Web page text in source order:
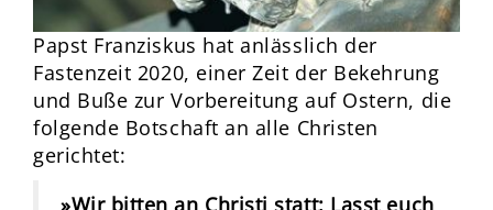
Papst Franziskus hat anlässlich der
Fastenzeit 2020, einer Zeit der Bekehrung
und Buße zur Vorbereitung auf Ostern, die
folgende Botschaft an alle Christen
gerichtet:
»Wir bitten an Christi statt: Lasst euch